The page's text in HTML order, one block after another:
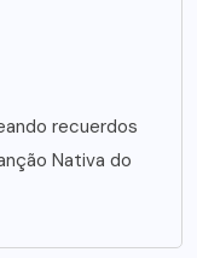
recuerdos
Nativa do